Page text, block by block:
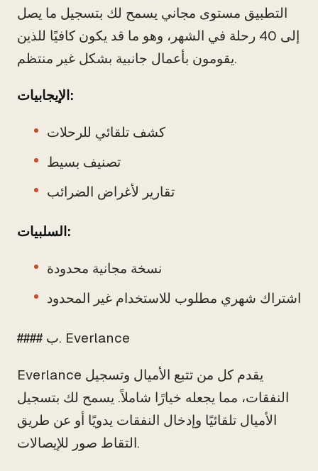
التطبيق مستوى مجاني يسمح لك بتسجيل ما يصل
إلى 40 رحلة في الشهر، وهو ما قد يكون كافيًا للذين
يقومون بأعمال جانبية بشكل غير منتظم.
الإيجابيات:
كشف تلقائي للرحلات
تصنيف بسيط
تقارير لأغراض الضرائب
السلبيات:
نسخة مجانية محدودة
اشتراك شهري مطلوب للاستخدام غير المحدود
#### ب. Everlance
Everlance يقدم كل من تتبع الأميال وتسجيل
النفقات، مما يجعله خيارًا شاملاً. يسمح لك بتسجيل
الأميال تلقائيًا وإدخال النفقات يدويًا أو عن طريق
التقاط صور للإيصالات.